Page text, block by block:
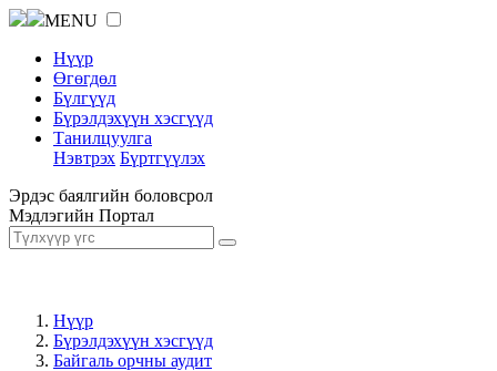
MENU
Нүүр
Өгөгдөл
Бүлгүүд
Бүрэлдэхүүн хэсгүүд
Танилцуулга
Нэвтрэх Бүртгүүлэх
Эрдэс баялгийн боловсрол
Мэдлэгийн Портал
Нүүр
Бүрэлдэхүүн хэсгүүд
Байгаль орчны аудит